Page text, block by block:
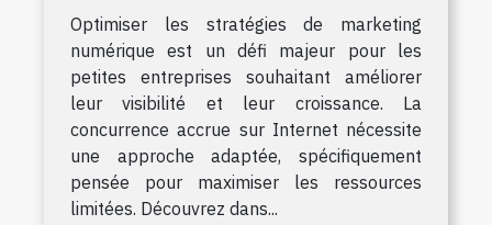
Optimiser les stratégies de marketing
numérique est un défi majeur pour les
petites entreprises souhaitant améliorer
leur visibilité et leur croissance. La
concurrence accrue sur Internet nécessite
une approche adaptée, spécifiquement
pensée pour maximiser les ressources
limitées. Découvrez dans...